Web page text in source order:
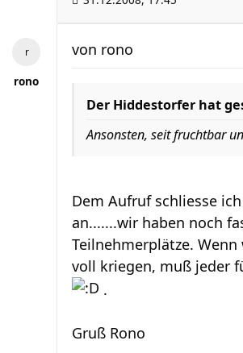
rono
von rono
Der Hiddestorfer hat
Ansonsten, seit fruchtbar
Dem Aufruf schliesse
an.......wir haben noch
Teilnehmerplätze.
voll kriegen, muß jeder
.
Gruß Rono